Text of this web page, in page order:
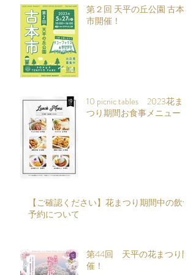
第２回 天平の丘公園 古本
市開催！
10 picnic tables 2023花ま
つり期間お食事メニュー
【ご確認ください】花まつり期間中の飲食
予約について
第44回 天平の花まつり開
催！